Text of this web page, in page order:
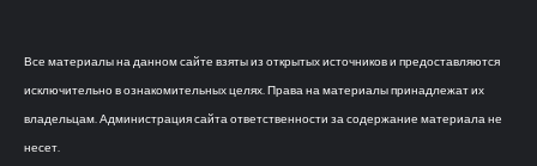
Все материалы на данном сайте взяты из открытых источников и предоставляются
исключительно в ознакомительных целях. Права на материалы принадлежат их
владельцам. Администрация сайта ответственности за содержание материала не
несет.